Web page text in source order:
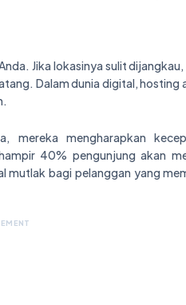
Jika lokasinya sulit
Dalam dunia digital, hosting
mereka mengharapkan
40% pengunjung akan
mutlak bagi pelanggan yang